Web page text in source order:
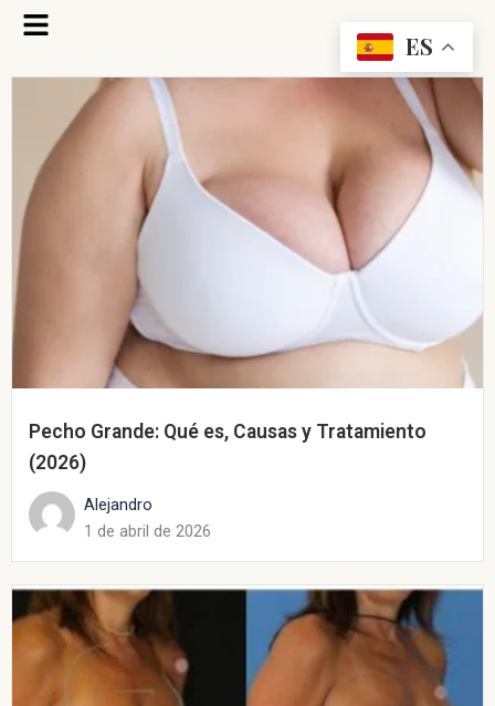
Flyout
Menu
Pecho Grande: Qué es, Causas y Tratamiento
(2026)
Alejandro
1 de abril de 2026
ES